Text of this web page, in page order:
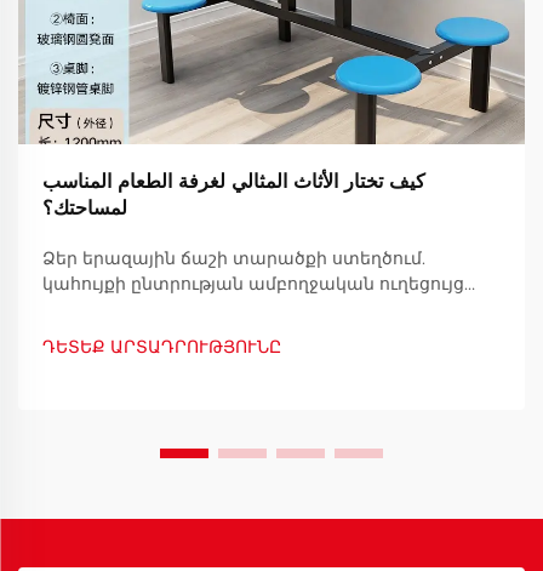
كيف تختار الأثاث المثالي لغرفة الطعام المناسب
لمساحتك؟
Ձեր երազային ճաշի տարածքի ստեղծում.
կահույքի ընտրության ամբողջական ուղեցույց
ճաշասրահում. տների համար սիրտը այն տեղն է,
որտեղ ընտանիքները հավաքվում են,
ԴԵՏԵՔ ԱՐՏԱԴՐՈՒԹՅՈՒՆԸ